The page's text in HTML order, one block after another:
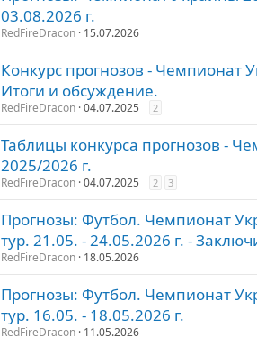
03.08.2026 г.
RedFireDracon 15.07.2026
Конкурс прогнозов - Чемпионат
Итоги и обсуждение.
RedFireDracon 04.07.2025 2
Таблицы конкурса прогнозов -
2025/2026 г.
RedFireDracon 04.07.2025 2 3
Прогнозы: Футбол. Чемпионат
тур. 21.05. - 24.05.2026 г. -
RedFireDracon 18.05.2026
Прогнозы: Футбол. Чемпионат
тур. 16.05. - 18.05.2026 г.
RedFireDracon 11.05.2026